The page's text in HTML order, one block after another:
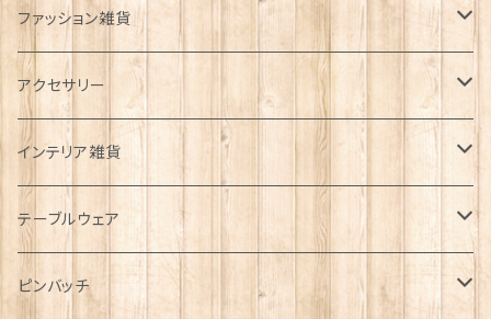
ファッション雑貨
タータンネクタイ
帽子
キャップ
ハンチング帽
Tシャツ
マフラー
アクセサリー
ORTAK
ブローチ
ペンダント
インテリア雑貨
インテリア置物
ラブスプーン
テーブルウェア
ティータオル
ピンバッチ